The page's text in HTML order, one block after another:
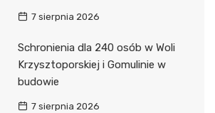
7 sierpnia 2026
Schronienia dla 240 osób w Woli
Krzysztoporskiej i Gomulinie w
budowie
7 sierpnia 2026